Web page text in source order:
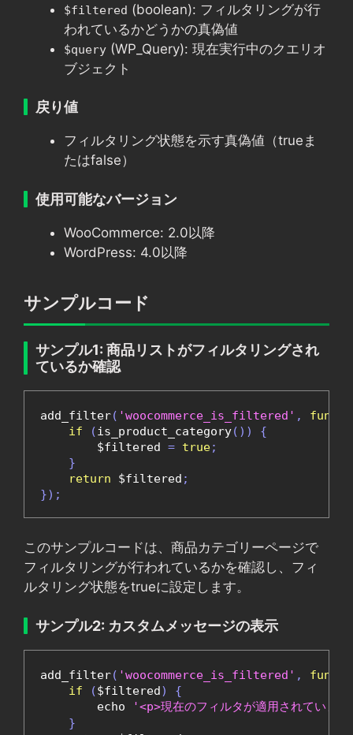
$filtered (boolean): フィルタリングが行
われているかどうかの真偽値
$query (WP_Query): 現在実行中のクエリオ
ブジェクト
戻り値
フィルタリング状態を示す真偽値（trueま
たはfalse）
使用可能なバージョン
WooCommerce: 2.0以降
WordPress: 4.0以降
サンプルコード
サンプル1: 商品リストがフィルタリングされ
ているか確認
add_filter( 'woocommerce_is_filtered' ,
if
(is_product_category())
{
        $filtered
= true;
}
return $filtered ;
});
このサンプルコードは、商品カテゴリーページで
フィルタリングが行われているかを確認し、フィ
ルタリング状態をtrueに設定します。
サンプル2: カスタムメッセージの表示
add_filter( 'woocommerce_is_filtered' ,
if
($filtered)
{
        echo
'<p>現在のフィルタが適用されていま
}